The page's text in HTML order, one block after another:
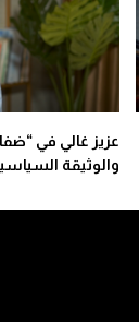
عزيز غالي في
والوثيقة